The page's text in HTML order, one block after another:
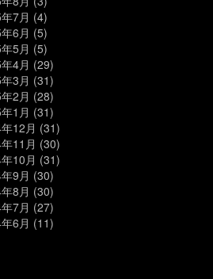
7月 (4)
6月 (5)
5月 (5)
4月 (29)
3月 (31)
2月 (28)
1月 (31)
12月 (31)
11月 (30)
10月 (31)
9月 (30)
8月 (30)
7月 (27)
6月 (11)